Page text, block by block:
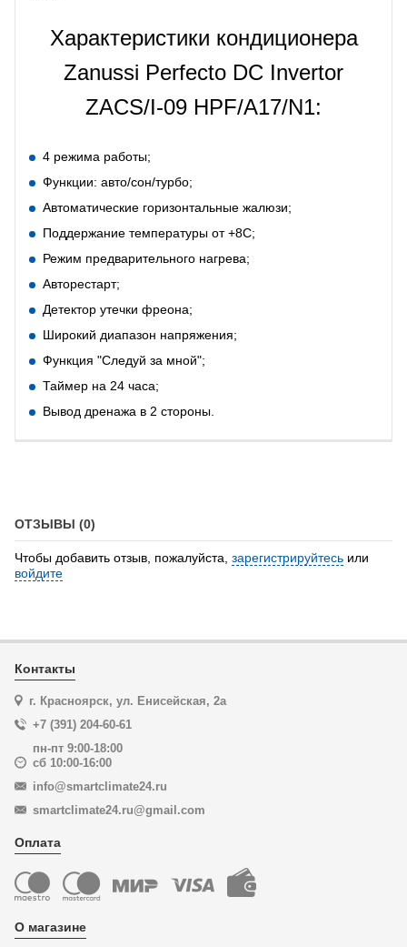
Характеристики кондиционера
Zanussi Perfecto DC Invertor
ZACS/I-09 HPF/A17/N1:
4 режима работы;
Функции: авто/сон/турбо;
Автоматические горизонтальные жалюзи;
Поддержание температуры от +8С;
Режим предварительного нагрева;
Авторестарт;
Детектор утечки фреона;
Широкий диапазон напряжения;
Функция "Следуй за мной";
Таймер на 24 часа;
Вывод дренажа в 2 стороны.
ОТЗЫВЫ (0)
Чтобы добавить отзыв, пожалуйста, зарегистрируйтесь или
войдите
Контакты
г. Красноярск, ул. Енисейская, 2а
+7 (391) 204-60-61
пн-пт 9:00-18:00
сб 10:00-16:00
info@smartclimate24.ru
smartclimate24.ru@gmail.com
Оплата
О магазине